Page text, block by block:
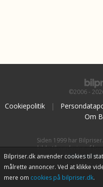
©2006 -
Cookiepolitik |
Om
Siden 1999 har
kilde til vurdering af
baseret påBilpriserPro
uafhængige
Bilpriser.dk anvender cookies til
målrette annoncer. Ved at klikke
mere om cookies på bilpriser.dk.